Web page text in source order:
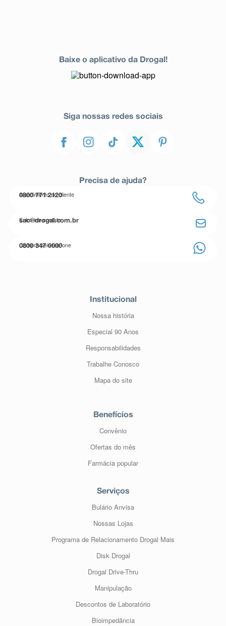
Baixe o aplicativo da Drogal!
Siga nossas redes sociais
Precisa de ajuda?
Atendimento ao cliente
0800 771 2120
Entre em contato
sac@drogal.com.br
Compre pelo telefone
0800 347 0000
Institucional
Nossa história
Especial 90 Anos
Responsabilidades
Trabalhe Conosco
Mapa do site
Benefícios
Convênio
Ofertas do mês
Farmácia popular
Serviços
Bulário Anvisa
Nossas Lojas
Programa de Relacionamento Drogal Mais
Disk Drogal
Drogal Drive-Thru
Manipulação
Descontos de Laboratório
Bioimpedância